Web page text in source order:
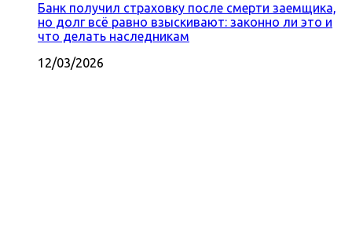
Банк получил страховку после смерти заемщика,
но долг всё равно взыскивают: законно ли это и
что делать наследникам
12/03/2026